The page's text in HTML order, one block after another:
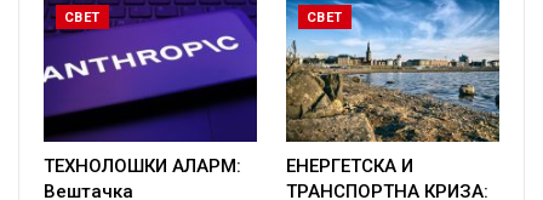
СВЕТ
ТЕХНОЛОШКИ АЛАРМ:
Вештачка
СВЕТ
ЕНЕРГЕТСКА И
ТРАНСПОРТНА КРИЗА: